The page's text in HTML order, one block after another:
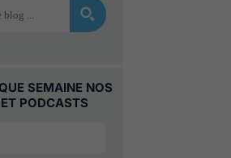
SEMAINE NOS
PODCASTS